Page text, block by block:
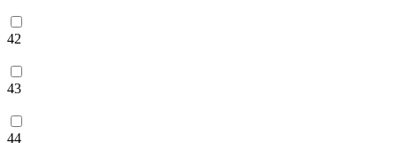
42
43
44